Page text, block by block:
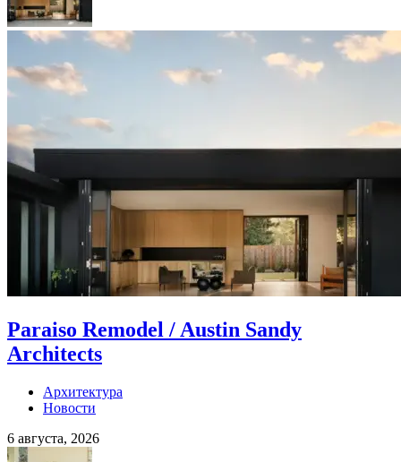
Paraiso Remodel / Austin Sandy
Architects
Архитектура
Новости
6 августа, 2026